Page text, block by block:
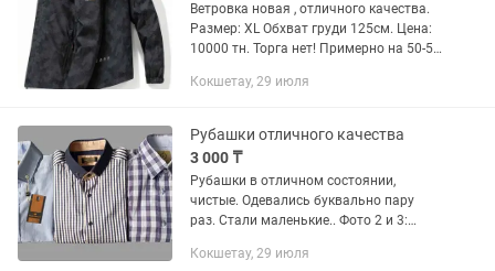
Ветровка новая , отличного качества.
Размер: XL Обхват груди 125см. Цена:
10000 тн. Торга нет! Примерно на 50-52
Кокшетау, 29 июля
Рубашки отличного качества
3 000 ₸
Рубашки в отличном состоянии,
чистые. Одевались буквально пару
раз. Стали маленькие.. Фото 2 и 3:
Турция. Размер 48 (L). Ворот 41-42
Кокшетау, 29 июля